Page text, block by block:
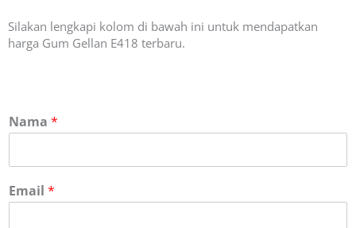
Silakan lengkapi kolom di bawah ini untuk mendapatkan
harga Gum Gellan E418 terbaru.
Nama *
Email *